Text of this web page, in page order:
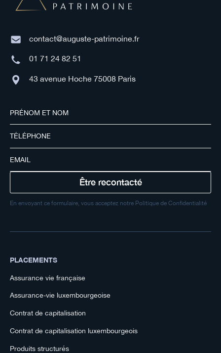
contact@auguste-patrimoine.fr
01 71 24 82 51
43 avenue Hoche 75008 Paris
En envoyant ce formulaire, vous acceptez notre Politique de Confidentialité
PLACEMENTS
Assurance vie française
Assurance-vie luxembourgeoise
Contrat de capitalisation
Contrat de capitalisation luxembourgeois
Produits structurés